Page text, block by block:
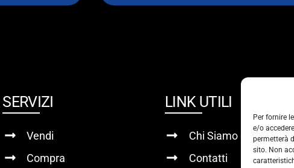
Per fornire
e/o
permetterà
sito. Non
SERVIZI
Vendi
Compra
LINK UTILI
Chi Siamo
Contatti